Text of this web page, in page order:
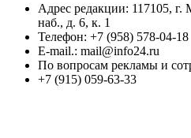
Адрес редакции: 117105, г.
наб., д. 6, к. 1
Телефон: +7 (958) 578-04-18
E-mail.: mail@info24.ru
По вопросам рекламы и
+7 (915) 059-63-33